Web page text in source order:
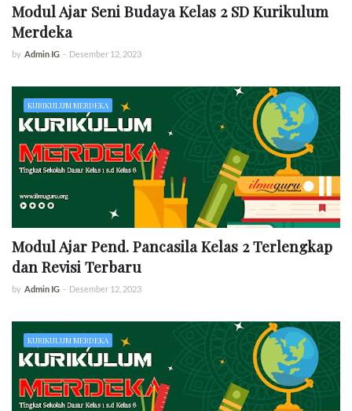
Modul Ajar Seni Budaya Kelas 2 SD Kurikulum
Merdeka
by Admin IG - Desember 12, 2023
KURIKULUM MERDEKA
Modul Ajar Pend. Pancasila Kelas 2 Terlengkap
dan Revisi Terbaru
by Admin IG - Desember 12, 2023
KURIKULUM MERDEKA